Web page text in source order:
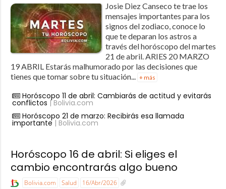
Josie Diez Canseco te trae los
mensajes importantes para los
signos del zodiaco, conoce lo
que te deparan los astros a
través del horóscopo del martes
21 de abril. ARIES 20 MARZO
19 ABRIL Estarás malhumorado por las decisiones que
tienes que tomar sobre tu situación... + más
Horóscopo 11 de abril: Cambiarás de actitud y evitarás
conflictos | Bolivia.com
Horóscopo 21 de marzo: Recibirás esa llamada
importante | Bolivia.com
Horóscopo 16 de abril: Si eliges el
cambio encontrarás algo bueno
Bolivia.com Salud 16/Abr/2026